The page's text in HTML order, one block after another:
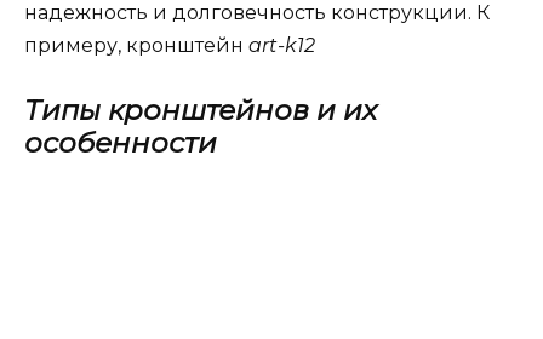
надежность и долговечность конструкции. К
примеру, кронштейн art-k12
Типы кронштейнов и их
особенности